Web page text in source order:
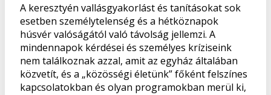
A keresztyén vallásgyakorlást és tanításokat sok
esetben személytelenség és a hétköznapok
húsvér valóságától való távolság jellemzi. A
mindennapok kérdései és személyes kríziseink
nem találkoznak azzal, amit az egyház általában
közvetít, és a „közösségi életünk” főként felszínes
kapcsolatokban és olyan programokban merül ki,